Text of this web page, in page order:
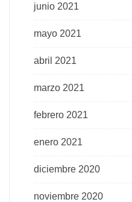
junio 2021
mayo 2021
abril 2021
marzo 2021
febrero 2021
enero 2021
diciembre 2020
noviembre 2020